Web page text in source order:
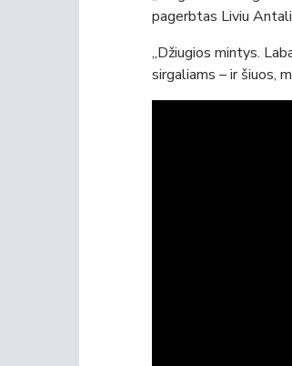
pagerbtas Liviu
„Džiugios mintys.
sirgaliams – ir šiuos,